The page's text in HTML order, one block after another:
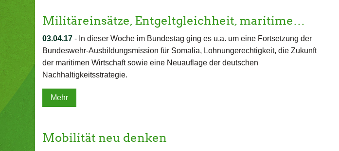
Militäreinsätze, Entgeltgleichheit, maritime…
03.04.17 - In dieser Woche im Bundestag ging es u.a. um eine Fortsetzung der
Bundeswehr-Ausbildungsmission für Somalia, Lohnungerechtigkeit, die Zukunft
der maritimen Wirtschaft sowie eine Neuauflage der deutschen
Nachhaltigkeitsstrategie.
Mehr
Mobilität neu denken